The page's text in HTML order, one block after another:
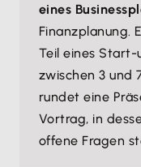
eines
Finanzplanung.
Teil eines Start-
zwischen 3 und
rundet eine
Vortrag, in
offene Fragen